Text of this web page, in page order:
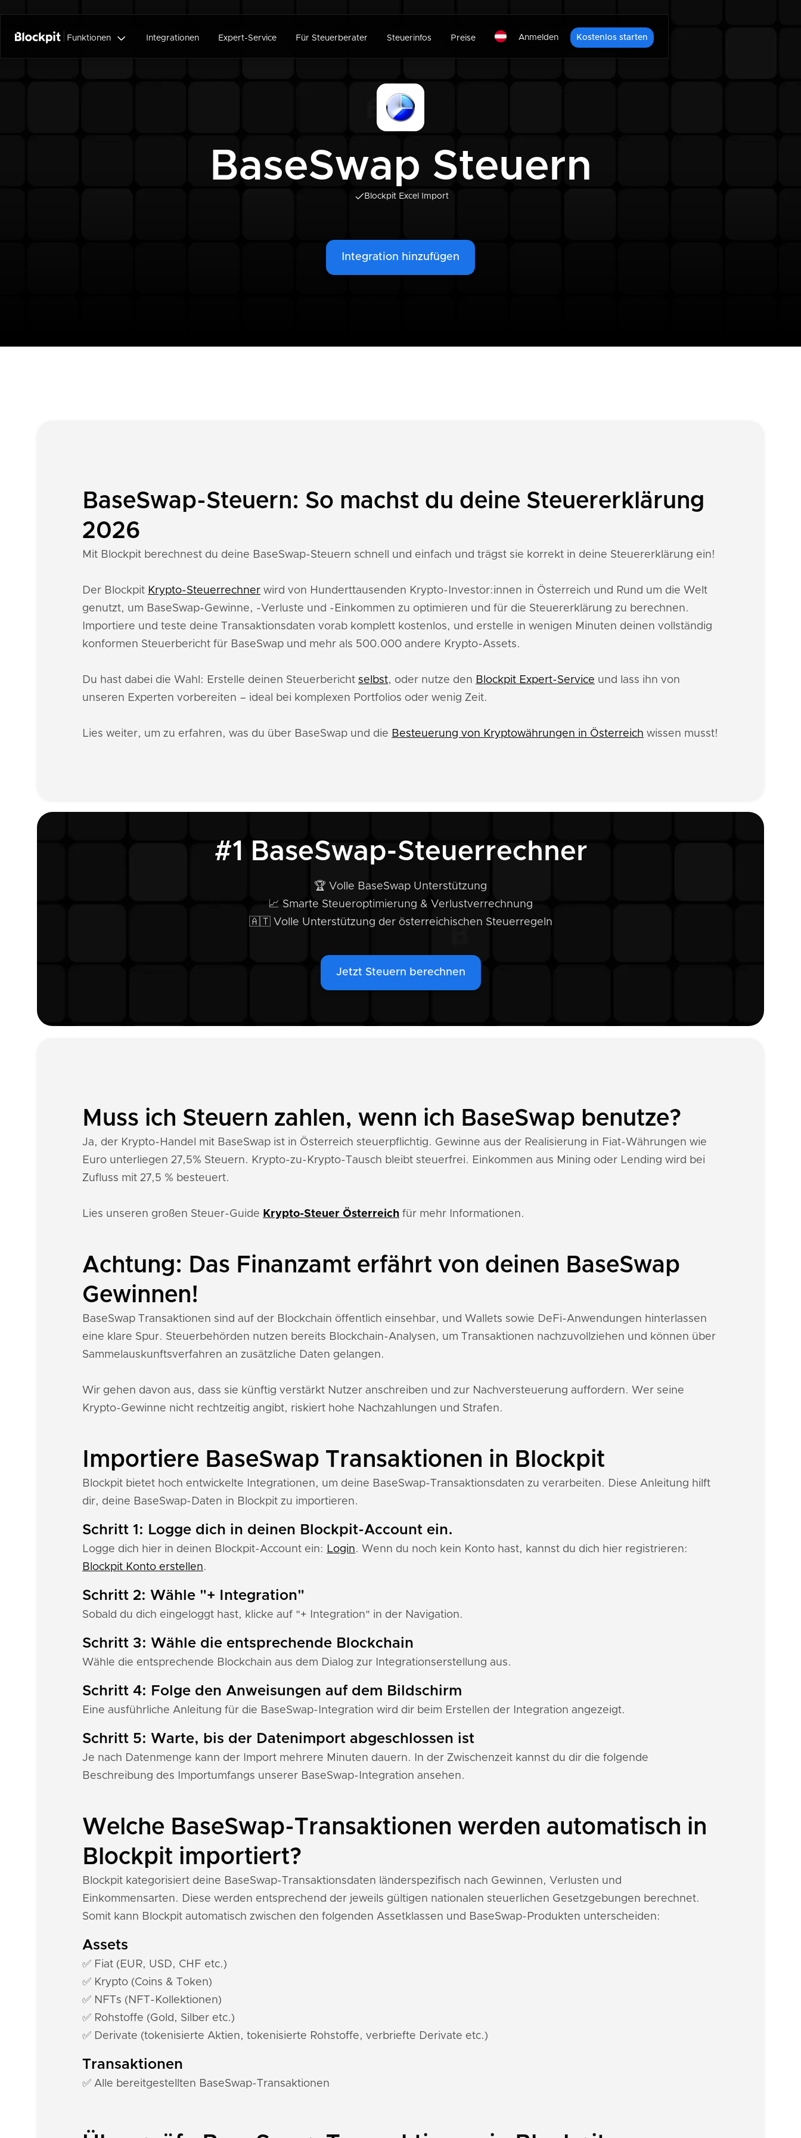
Funktionen  Integrationen Expert-Service Für Steuerberater Steuerinfos Preise Anmelden Kostenlos starten
BaseSwap Steuern
Blockpit Excel Import
Integration hinzufügen
BaseSwap-Steuern: So machst du deine Steuererklärung
2026
Mit Blockpit berechnest du deine BaseSwap-Steuern schnell und einfach und trägst sie korrekt in deine Steuererklärung ein!
Der Blockpit Krypto-Steuerrechner wird von Hunderttausenden Krypto-Investor:innen in Österreich und Rund um die Welt
genutzt, um BaseSwap-Gewinne, -Verluste und -Einkommen zu optimieren und für die Steuererklärung zu berechnen.
Importiere und teste deine Transaktionsdaten vorab komplett kostenlos, und erstelle in wenigen Minuten deinen vollständig
konformen Steuerbericht für BaseSwap und mehr als 500.000 andere Krypto-Assets.
Du hast dabei die Wahl: Erstelle deinen Steuerbericht selbst, oder nutze den Blockpit Expert-Service und lass ihn von
unseren Experten vorbereiten – ideal bei komplexen Portfolios oder wenig Zeit.
Lies weiter, um zu erfahren, was du über BaseSwap und die Besteuerung von Kryptowährungen in Österreich wissen musst!
#1 BaseSwap-Steuerrechner
🏆 Volle BaseSwap Unterstützung
📈 Smarte Steueroptimierung & Verlustverrechnung
🇦🇹 Volle Unterstützung der österreichischen Steuerregeln
Jetzt Steuern berechnen
Muss ich Steuern zahlen, wenn ich BaseSwap benutze?
Ja, der Krypto-Handel mit BaseSwap ist in Österreich steuerpflichtig. Gewinne aus der Realisierung in Fiat-Währungen wie
Euro unterliegen 27,5% Steuern. Krypto-zu-Krypto-Tausch bleibt steuerfrei. Einkommen aus Mining oder Lending wird bei
Zufluss mit 27,5 % besteuert.
Lies unseren großen Steuer-Guide Krypto-Steuer Österreich für mehr Informationen.
Achtung: Das Finanzamt erfährt von deinen BaseSwap
Gewinnen!
BaseSwap Transaktionen sind auf der Blockchain öffentlich einsehbar, und Wallets sowie DeFi-Anwendungen hinterlassen
eine klare Spur. Steuerbehörden nutzen bereits Blockchain-Analysen, um Transaktionen nachzuvollziehen und können über
Sammelauskunftsverfahren an zusätzliche Daten gelangen.
Wir gehen davon aus, dass sie künftig verstärkt Nutzer anschreiben und zur Nachversteuerung auffordern. Wer seine
Krypto-Gewinne nicht rechtzeitig angibt, riskiert hohe Nachzahlungen und Strafen.
Importiere BaseSwap Transaktionen in Blockpit
Blockpit bietet hoch entwickelte Integrationen, um deine BaseSwap-Transaktionsdaten zu verarbeiten. Diese Anleitung hilft
dir, deine BaseSwap-Daten in Blockpit zu importieren.
Schritt 1: Logge dich in deinen Blockpit-Account ein.
Logge dich hier in deinen Blockpit-Account ein: Login. Wenn du noch kein Konto hast, kannst du dich hier registrieren:
Blockpit Konto erstellen.
Schritt 2: Wähle "+ Integration"
Sobald du dich eingeloggt hast, klicke auf "+ Integration" in der Navigation.
Schritt 3: Wähle die entsprechende Blockchain
Wähle die entsprechende Blockchain aus dem Dialog zur Integrationserstellung aus.
Schritt 4: Folge den Anweisungen auf dem Bildschirm
Eine ausführliche Anleitung für die BaseSwap-Integration wird dir beim Erstellen der Integration angezeigt.
Schritt 5: Warte, bis der Datenimport abgeschlossen ist
Je nach Datenmenge kann der Import mehrere Minuten dauern. In der Zwischenzeit kannst du dir die folgende
Beschreibung des Importumfangs unserer BaseSwap-Integration ansehen.
Welche BaseSwap-Transaktionen werden automatisch in
Blockpit importiert?
Blockpit kategorisiert deine BaseSwap-Transaktionsdaten länderspezifisch nach Gewinnen, Verlusten und
Einkommensarten. Diese werden entsprechend der jeweils gültigen nationalen steuerlichen Gesetzgebungen berechnet.
Somit kann Blockpit automatisch zwischen den folgenden Assetklassen und BaseSwap-Produkten unterscheiden:
Assets
✅ Fiat (EUR, USD, CHF etc.)
✅ Krypto (Coins & Token)
✅ NFTs (NFT-Kollektionen)
✅ Rohstoffe (Gold, Silber etc.)
✅ Derivate (tokenisierte Aktien, tokenisierte Rohstoffe, verbriefte Derivate etc.)
Transaktionen
✅ Alle bereitgestellten BaseSwap-Transaktionen